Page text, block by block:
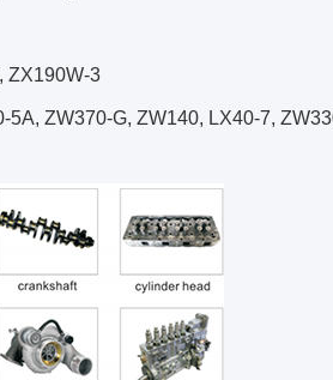
ZX190W-3
5A, ZW370-G, ZW140, LX40-7,